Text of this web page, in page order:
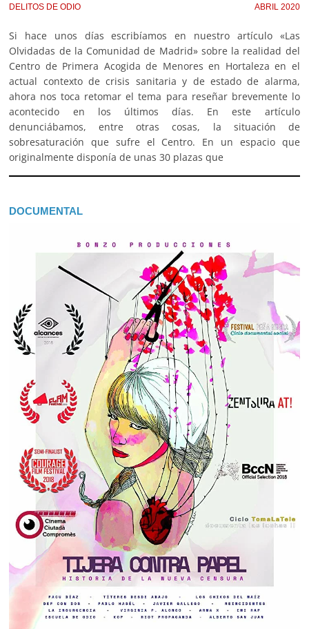
DELITOS DE ODIO ABRIL 2020
Si hace unos días escribíamos en nuestro artículo «Las
Olvidadas de la Comunidad de Madrid» sobre la realidad del
Centro de Primera Acogida de Menores en Hortaleza en el
actual contexto de crisis sanitaria y de estado de alarma,
ahora nos toca retomar el tema para reseñar brevemente lo
acontecido en los últimos días. En este artículo
denunciábamos, entre otras cosas, la situación de
sobresaturación que sufre el Centro. En un espacio que
originalmente disponía de unas 30 plazas que
DOCUMENTAL